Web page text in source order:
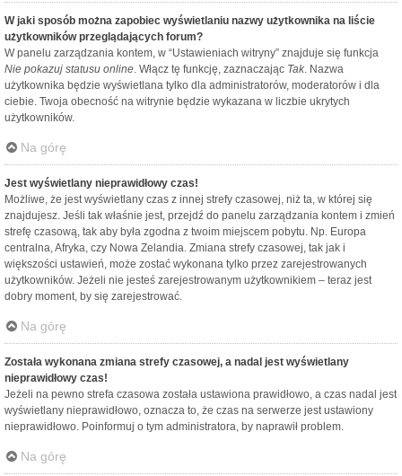
W jaki sposób można zapobiec wyświetlaniu nazwy użytkownika na liście
użytkowników przeglądających forum?
W panelu zarządzania kontem, w “Ustawieniach witryny” znajduje się funkcja
Nie pokazuj statusu online. Włącz tę funkcję, zaznaczając Tak. Nazwa
użytkownika będzie wyświetlana tylko dla administratorów, moderatorów i dla
ciebie. Twoja obecność na witrynie będzie wykazana w liczbie ukrytych
użytkowników.
Na górę
Jest wyświetlany nieprawidłowy czas!
Możliwe, że jest wyświetlany czas z innej strefy czasowej, niż ta, w której się
znajdujesz. Jeśli tak właśnie jest, przejdź do panelu zarządzania kontem i zmień
strefę czasową, tak aby była zgodna z twoim miejscem pobytu. Np. Europa
centralna, Afryka, czy Nowa Zelandia. Zmiana strefy czasowej, tak jak i
większości ustawień, może zostać wykonana tylko przez zarejestrowanych
użytkowników. Jeżeli nie jesteś zarejestrowanym użytkownikiem – teraz jest
dobry moment, by się zarejestrować.
Na górę
Została wykonana zmiana strefy czasowej, a nadal jest wyświetlany
nieprawidłowy czas!
Jeżeli na pewno strefa czasowa została ustawiona prawidłowo, a czas nadal jest
wyświetlany nieprawidłowo, oznacza to, że czas na serwerze jest ustawiony
nieprawidłowo. Poinformuj o tym administratora, by naprawił problem.
Na górę